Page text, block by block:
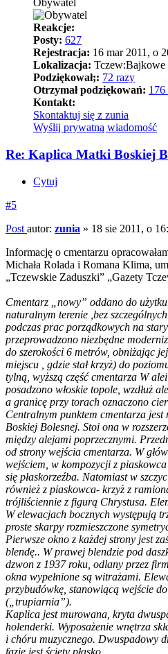
Obywatel
Reakcje:
Posty: 627
Rejestracja: 16 mar 2011, o
Lokalizacja: Tczew:Bajkowe
Podziękował;: 72 razy
Otrzymał podziękowań: 176
Kontakt:
Skontaktuj się z zunia
Wyślij prywatną wiadomość
Re: Kaplica Matki Boskiej
Cytuj
#5
Post autor: zunia » 18 sie 2011, o
Informację o cmentarzu
Michała Rolada i Romana Klima,
„Tczewskie Zaduszki” „Gazety
Cmentarz „nowy” oddano do
naturalnym terenie ,bez
podczas prac porządkowych na
przeprowadzono niezbędne
do szerokości 6 metrów, obniżając
miejscu , gdzie stał krzyż) do
tylną, wyższą część cmentarza W
posadzono włoskie topole, wzdłuż
a granicę przy torach oznaczono
Centralnym punktem cmentarza
Boskiej Bolesnej. Stoi ona w
między alejami poprzecznymi.
od strony wejścia cmentarza. W
wejściem, w kompozycji z
się płaskorzeźba. Natomiast w
również z piaskowca- krzyż z
trójliściennie z figurą Chrystusa.
W elewacjach bocznych występują
proste skarpy rozmieszczone
Pierwsze okno z każdej strony jest
blendę.. W prawej blendzie pod
dzwon z 1937 roku, odlany przez
okna wypełnione są witrażami.
przybudówkę, stanowiącą wejście
(„trupiarnia”).
Kaplica jest murowana, kryta
holenderki. Wyposażenie wnętrza
i chóru muzycznego. Dwuspadowy
fazie jest ścięty płasko.